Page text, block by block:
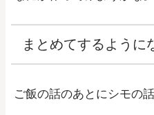
まとめてするように
ご飯の話のあとにシモの